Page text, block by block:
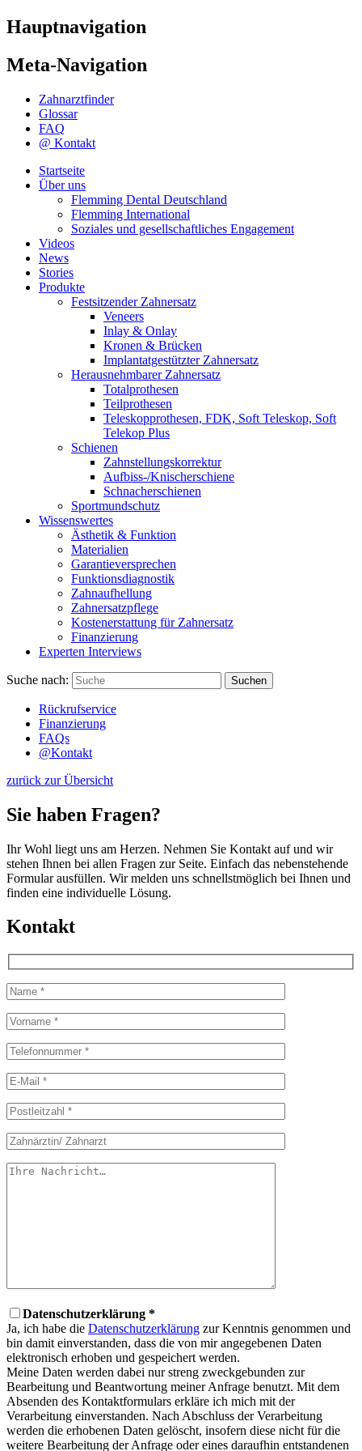
Hauptnavigation
Meta-Navigation
Zahnarztfinder
Glossar
FAQ
@ Kontakt
Startseite
Über uns
Flemming Dental Deutschland
Flemming International
Soziales und gesellschaftliches Engagement
Videos
News
Stories
Produkte
Festsitzender Zahnersatz
Veneers
Inlay & Onlay
Kronen & Brücken
Implantatgestützter Zahnersatz
Herausnehmbarer Zahnersatz
Totalprothesen
Teilprothesen
Teleskopprothesen, FDK, Soft Teleskop, Soft
Telekop Plus
Schienen
Zahnstellungskorrektur
Aufbiss-/Knischerschiene
Schnacherschienen
Sportmundschutz
Wissenswertes
Ästhetik & Funktion
Materialien
Garantieversprechen
Funktionsdiagnostik
Zahnaufhellung
Zahnersatzpflege
Kostenerstattung für Zahnersatz
Finanzierung
Experten Interviews
Suche nach: Suchen
Rückrufservice
Finanzierung
FAQs
@Kontakt
zurück zur Übersicht
Sie haben Fragen?
Ihr Wohl liegt uns am Herzen. Nehmen Sie Kontakt auf und wir
stehen Ihnen bei allen Fragen zur Seite. Einfach das nebenstehende
Formular ausfüllen. Wir melden uns schnellstmöglich bei Ihnen und
finden eine individuelle Lösung.
Kontakt
Datenschutzerklärung *
Ja, ich habe die Datenschutzerklärung zur Kenntnis genommen und
bin damit einverstanden, dass die von mir angegebenen Daten
elektronisch erhoben und gespeichert werden.
Meine Daten werden dabei nur streng zweckgebunden zur
Bearbeitung und Beantwortung meiner Anfrage benutzt. Mit dem
Absenden des Kontaktformulars erkläre ich mich mit der
Verarbeitung einverstanden. Nach Abschluss der Verarbeitung
werden die erhobenen Daten gelöscht, insofern diese nicht für die
weitere Bearbeitung der Anfrage oder eines daraufhin entstandenen